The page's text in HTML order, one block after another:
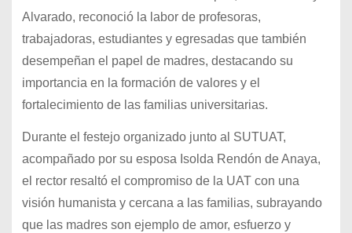
Alvarado, reconoció la labor de profesoras,
trabajadoras, estudiantes y egresadas que también
desempeñan el papel de madres, destacando su
importancia en la formación de valores y el
fortalecimiento de las familias universitarias.
Durante el festejo organizado junto al SUTUAT,
acompañado por su esposa Isolda Rendón de Anaya,
el rector resaltó el compromiso de la UAT con una
visión humanista y cercana a las familias, subrayando
que las madres son ejemplo de amor, esfuerzo y